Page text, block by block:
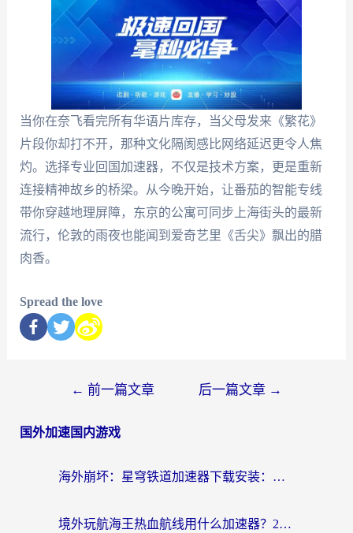
当你在奈飞看完所有华语片库存，当父母发来《繁花》
片段你却打不开，那种文化隔阂感比网络延迟更令人焦
灼。选择专业回国加速器，不仅是技术方案，更是重新
连接精神故乡的桥梁。从今晚开始，让番茄的智能专线
带你穿越地理屏障，东京的公寓可同步上海街头的最新
流行，伦敦的雨夜也能闻到爱奇艺里《舌尖》飘出的腊
肉香。
Spread the love
← 前一篇文章 后一篇文章 →
国外加速国内游戏
海外崩坏：星穹铁道加速器下载安装：一份给游子的终极网络指南
境外玩航海王热血航线用什么加速器？2026海外玩家实测最优方案（附欧洲问道堡垒前线加速技巧）